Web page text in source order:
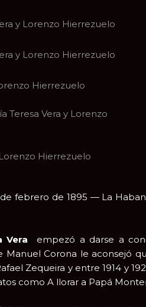
y Lorenzo Hierrezuelo
y Lorenzo Hierrezuelo
Hierrezuelo
Teresa Vera y Lorenzo
Hierrezuelo
de febrero de 1895 — La
Vera empezó a darse a
Manuel Corona le aconsejó
Zequeira y entre 1914 y
como A llorar a Papá